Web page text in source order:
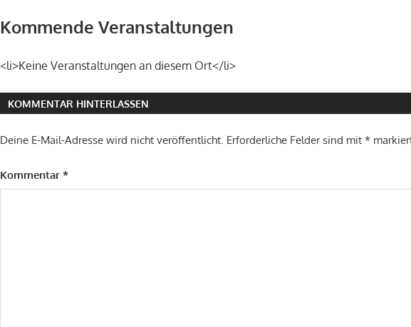
Kommende Veranstaltungen
<li>Keine Veranstaltungen an diesem Ort</li>
KOMMENTAR HINTERLASSEN
Deine E-Mail-Adresse wird nicht veröffentlicht. Erforderliche Felder sind mit*
Kommentar*